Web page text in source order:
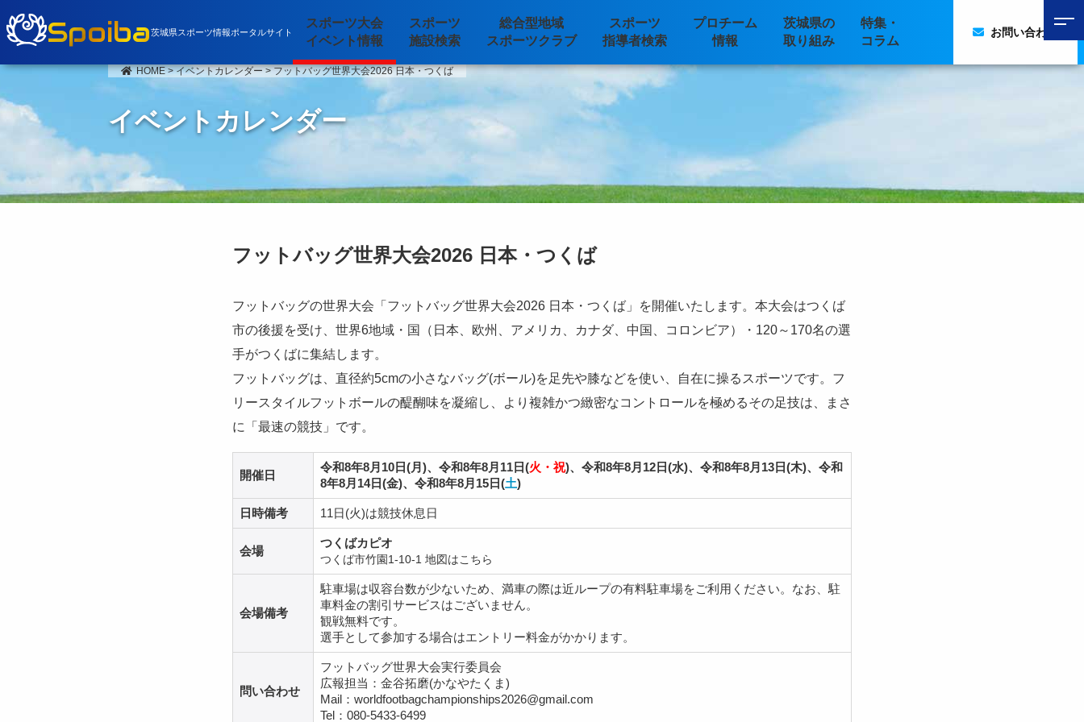
Spoiba茨城県スポーツ情報ポータルサイト
スポーツ大会
イベント情報
スポーツ
施設検索
総合型地域
スポーツクラブ
スポーツ
指導者検索
プロチーム
情報
茨城県の
取り組み
特集・
コラム
お問い合わせ
HOME>イベントカレンダー>フットバッグ世界大会2026 日本・つくば
イベントカレンダー
フットバッグ世界大会2026 日本・つくば
フットバッグの世界大会「フットバッグ世界大会2026 日本・つくば」を開催いたします。本大会はつくば
市の後援を受け、世界6地域・国（日本、欧州、アメリカ、カナダ、中国、コロンビア）・120～170名の選
手がつくばに集結します。
フットバッグは、直径約5cmの小さなバッグ(ボール)を足先や膝などを使い、自在に操るスポーツです。フ
リースタイルフットボールの醍醐味を凝縮し、より複雑かつ緻密なコントロールを極めるその足技は、まさ
に「最速の競技」です。
開催日
令和8年8月10日(月)、令和8年8月11日(火・祝)、令和8年8月12日(水)、令和8年8月13日(木)、令和
8年8月14日(金)、令和8年8月15日(土)
日時備考 11日(火)は競技休息日
会場
つくばカピオ
つくば市竹園1-10-1 地図はこちら
会場備考
駐車場は収容台数が少ないため、満車の際は近ループの有料駐車場をご利用ください。なお、駐
車料金の割引サービスはございません。
観戦無料です。
選手として参加する場合はエントリー料金がかかります。
問い合わせ
フットバッグ世界大会実行委員会
広報担当：金谷拓磨(かなやたくま)
Mail：worldfootbagchampionships2026@gmail.com
Tel：080-5433-6499